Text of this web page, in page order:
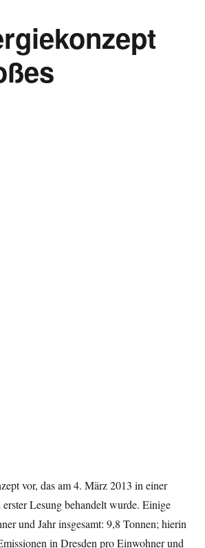
vor, das am 4. März 2013 in einer
Lesung behandelt wurde. Einige
und Jahr insgesamt: 9,8 Tonnen; hierin
in Dresden pro Einwohner und